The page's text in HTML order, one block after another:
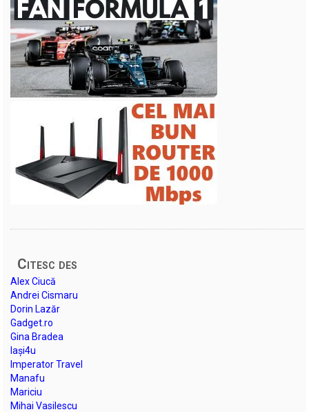
Citesc des
Alex Ciucă
Andrei Cismaru
Dorin Lazăr
Gadget.ro
Gina Bradea
Iași4u
Imperator Travel
Manafu
Mariciu
Mihai Vasilescu